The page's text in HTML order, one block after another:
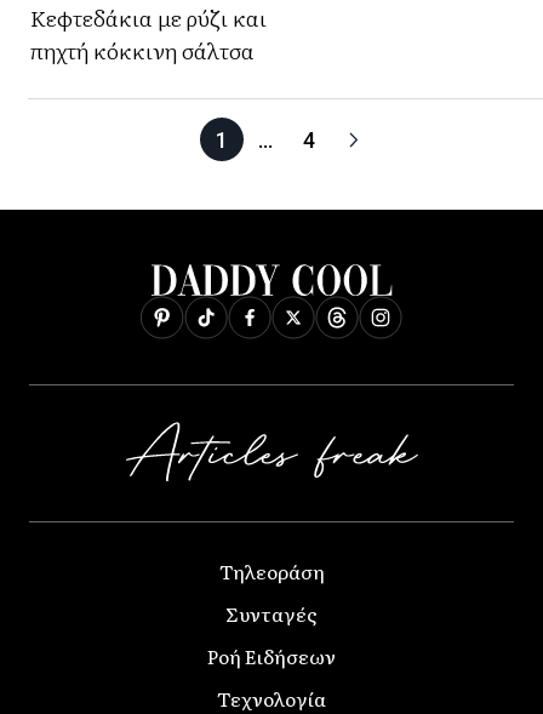
Κεφτεδάκια με ρύζι και
πηχτή κόκκινη σάλτσα
1 … 4
Τηλεοράση
Συνταγές
Ροή Ειδήσεων
Τεχνολογία